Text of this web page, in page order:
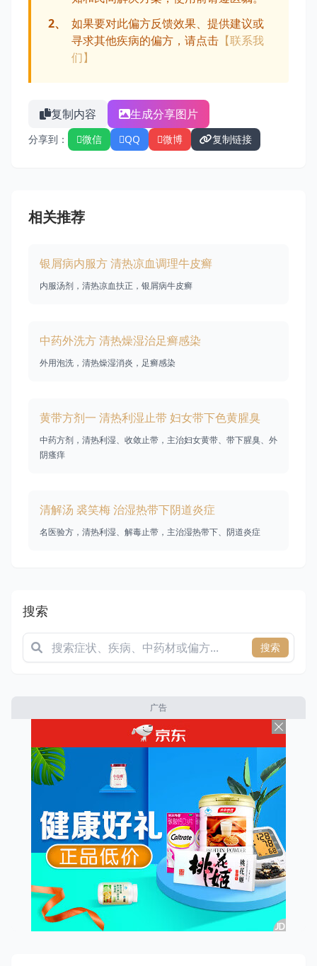
2、
如果要对此偏方反馈效果、提供建议或
寻求其他疾病的偏方，请点击 【联系我
们】
复制内容 生成分享图片
分享到： 微信 QQ 微博 复制链接
相关推荐
银屑病内服方 清热凉血调理牛皮癣
内服汤剂，清热凉血扶正，银屑病牛皮癣
中药外洗方 清热燥湿治足癣感染
外用泡洗，清热燥湿消炎，足癣感染
黄带方剂一 清热利湿止带 妇女带下色黄腥臭
中药方剂，清热利湿、收敛止带，主治妇女黄带、带下腥臭、外
阴瘙痒
清解汤 裘笑梅 治湿热带下阴道炎症
名医验方，清热利湿、解毒止带，主治湿热带下、阴道炎症
搜索
搜索
广告